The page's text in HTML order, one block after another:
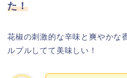
た！
花椒の刺激的な辛味と爽やかな
ルプルしてて美味しい！